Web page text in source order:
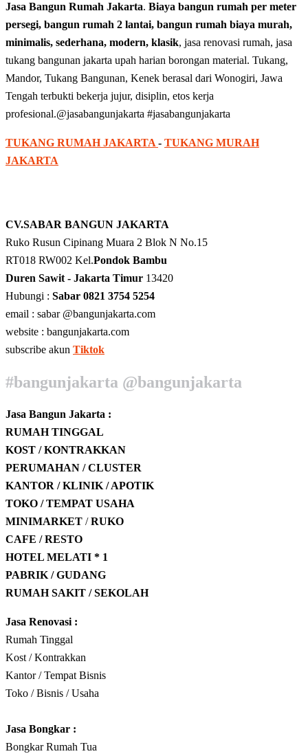
Jasa Bangun Rumah Jakarta. Biaya bangun rumah per meter
persegi, bangun rumah 2 lantai, bangun rumah biaya murah,
minimalis, sederhana, modern, klasik, jasa renovasi rumah, jasa
tukang bangunan jakarta upah harian borongan material. Tukang,
Mandor, Tukang Bangunan, Kenek berasal dari Wonogiri, Jawa
Tengah terbukti bekerja jujur, disiplin, etos kerja
profesional.@jasabangunjakarta #jasabangunjakarta
TUKANG RUMAH JAKARTA - TUKANG MURAH
JAKARTA
CV.SABAR BANGUN JAKARTA
Ruko Rusun Cipinang Muara 2 Blok N No.15
RT018 RW002 Kel.Pondok Bambu
Duren Sawit - Jakarta Timur 13420
Hubungi : Sabar 0821 3754 5254
email : sabar @bangunjakarta.com
website : bangunjakarta.com
subscribe akun Tiktok
#bangunjakarta @bangunjakarta
Jasa Bangun Jakarta :
RUMAH TINGGAL
KOST / KONTRAKKAN
PERUMAHAN / CLUSTER
KANTOR / KLINIK / APOTIK
TOKO / TEMPAT USAHA
MINIMARKET /RUKO
CAFE / RESTO
HOTEL MELATI * 1
PABRIK / GUDANG
RUMAH SAKIT / SEKOLAH
Jasa Renovasi :
Rumah Tinggal
Kost / Kontrakkan
Kantor / Tempat Bisnis
Toko / Bisnis / Usaha
Jasa Bongkar :
Bongkar Rumah Tua